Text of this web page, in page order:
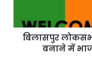
बिलासपुर
बनाने में